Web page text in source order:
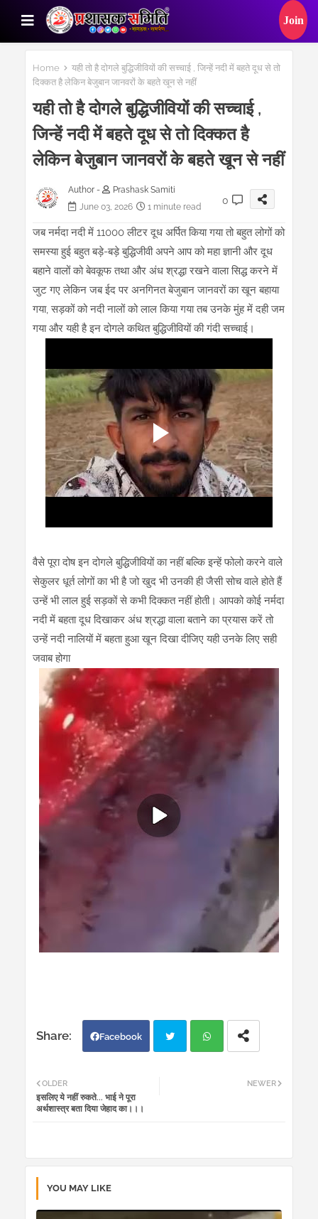
Home
यही तो है दोगले बुद्धिजीवियों की सच्चाई , जिन्हें नदी में बहते दूध से तो
दिक्कत है लेकिन बेजुबान जानवरों के बहते खून से नहीं
यही तो है दोगले बुद्धिजीवियों की सच्चाई ,
जिन्हें नदी में बहते दूध से तो दिक्कत है
लेकिन बेजुबान जानवरों के बहते खून से नहीं
Author -
Prashask Samiti
June 03, 2026
1 minute read
0
जब नर्मदा नदी में 11000 लीटर दूध अर्पित किया गया तो बहुत लोगों को
समस्या हुई बहुत बड़े-बड़े बुद्धिजीवी अपने आप को महा ज्ञानी और दूध
बहाने वालों को बेवकूफ तथा और अंध श्रद्धा रखने वाला सिद्ध करने में
जुट गए लेकिन जब ईद पर अनगिनत बेजुबान जानवरों का खून बहाया
गया, सड़कों को नदी नालों को लाल किया गया तब उनके मुंह में दही जम
गया और यही है इन दोगले कथित बुद्धिजीवियों की गंदी सच्चाई।
वैसे पूरा दोष इन दोगले बुद्धिजीवियों का नहीं बल्कि इन्हें फोलो करने वाले
सेकुलर धूर्त लोगों का भी है जो खुद भी उनकी ही जैसी सोच वाले होते हैं
उन्हें भी लाल हुई सड़कों से कभी दिक्कत नहीं होती। आपको कोई नर्मदा
नदी में बहता दूध दिखाकर अंध श्रद्धा वाला बताने का प्रयास करें तो
उन्हें नदी नालियों में बहता हुआ खून दिखा दीजिए यही उनके लिए सही
जवाब होगा
Facebook
NEWER
OLDER
इसलिए ये नहीं रुकते... भाई ने पूरा
अर्थशास्त्र बता दिया जेहाद का।।।
YOU MAY LIKE